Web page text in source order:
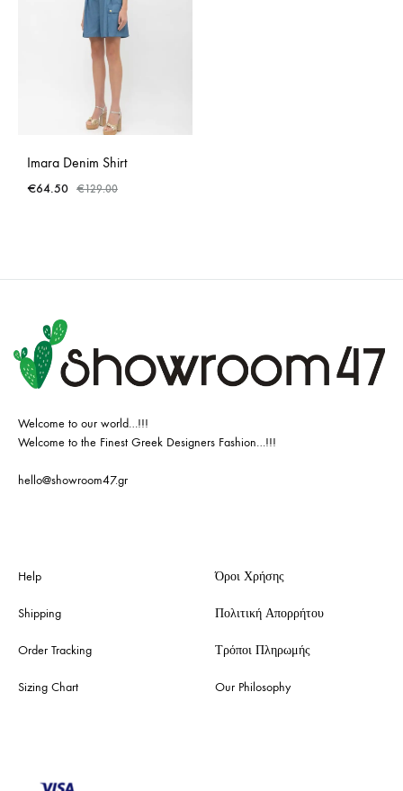
Imara Denim Shirt
€64.50 €129.00
Welcome to our world…!!!
Welcome to the Finest Greek Designers Fashion…!!!
hello@showroom47.gr
Help
Shipping
Order Tracking
Sizing Chart
Όροι Χρήσης
Πολιτική Απορρήτου
Τρόποι Πληρωμής
Our Philosophy